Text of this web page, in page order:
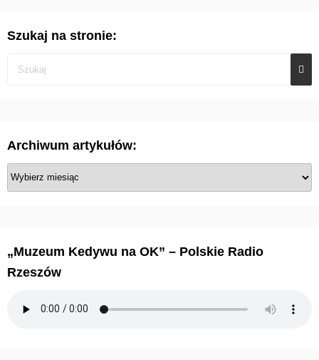
Szukaj na stronie:
Archiwum artykułów:
A
r
„Muzeum Kedywu na OK” – Polskie Radio
Rzeszów